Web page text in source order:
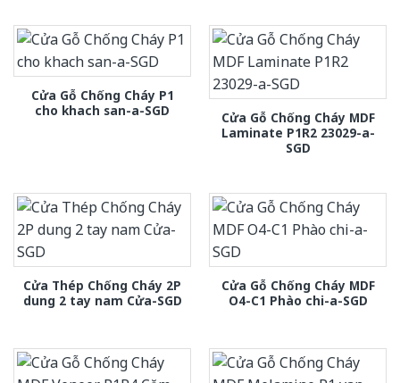
Cửa Gỗ Chống Cháy P1
cho khach san-a-SGD
Cửa Gỗ Chống Cháy MDF
Laminate P1R2 23029-a-
SGD
Cửa Thép Chống Cháy 2P
dung 2 tay nam Cửa-SGD
Cửa Gỗ Chống Cháy MDF
O4-C1 Phào chi-a-SGD